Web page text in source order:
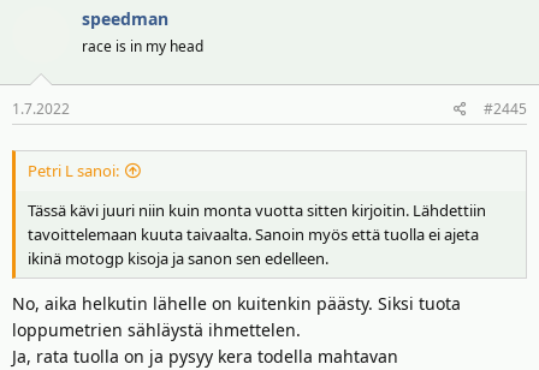
speedman
race is in my head
1.7.2022 #2445
Petri L sanoi:
Tässä kävi juuri niin kuin monta vuotta sitten kirjoitin. Lähdettiin
tavoittelemaan kuuta taivaalta. Sanoin myös että tuolla ei ajeta
ikinä motogp kisoja ja sanon sen edelleen.
No, aika helkutin lähelle on kuitenkin päästy. Siksi tuota
loppumetrien sähläystä ihmettelen.
Ja, rata tuolla on ja pysyy kera todella mahtavan